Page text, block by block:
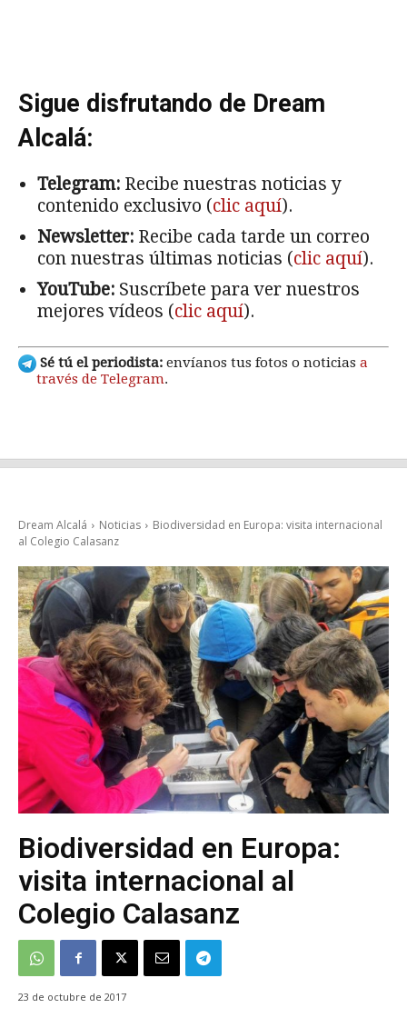
Sigue disfrutando de Dream
Alcalá:
Telegram: Recibe nuestras noticias y
contenido exclusivo (clic aquí).
Newsletter: Recibe cada tarde un correo
con nuestras últimas noticias (clic aquí).
YouTube: Suscríbete para ver nuestros
mejores vídeos (clic aquí).
Sé tú el periodista: envíanos tus fotos o noticias a
través de Telegram.